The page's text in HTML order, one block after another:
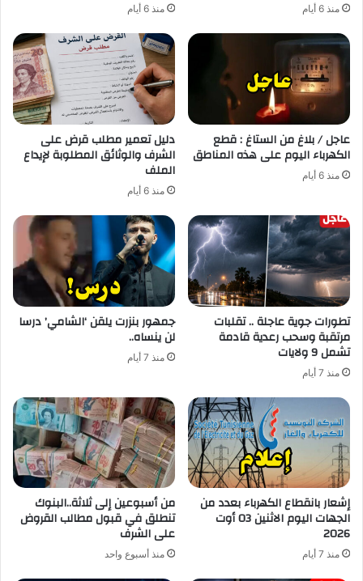
منذ 6 أيام منذ 6 أيام
عاجل / بلاغ من الستاغ : قطع
الكهرباء اليوم على هذه المناطق
منذ 6 أيام
دليل تعمير مطلب قرض على
الشرف والوثائق المطلوبة لإيداع
الملف
منذ 6 أيام
تطورات جوية عاجلة .. تقلبات
مرتقبة وسحب رعدية قادمة
تشمل 9 ولايات
منذ 7 أيام
جمهور بنزرت يلقن ‘الشامي’ درسا
لن ينساه..
منذ 7 أيام
إشعار بانقطاع الكهرباء بعدد من
الجهات اليوم الاثنين 03 أوت
2026
منذ 7 أيام
من أسبوعين إلى ثلاثة..البنوك
تنطلق في قبول مطالب القروض
على الشرف
منذ أسبوع واحد